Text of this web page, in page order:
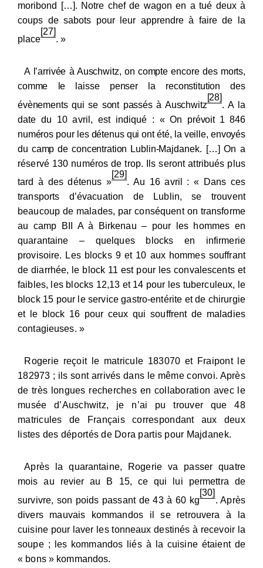
moribond […]. Notre chef de wagon en a tué deux à
coups de sabots pour leur apprendre à faire de la
place
[27]
. »
A l’arrivée à Auschwitz, on compte encore des morts,
comme le laisse penser la reconstitution des
évènements qui se sont passés à Auschwitz
[28]
. A la
date du 10 avril, est indiqué : « On prévoit 1 846
numéros pour les détenus qui ont été, la veille, envoyés
du camp de concentration Lublin-Majdanek. […] On a
réservé 130 numéros de trop. Ils seront attribués plus
tard à des détenus »
[29]
. Au 16 avril : « Dans ces
transports d’évacuation de Lublin, se trouvent
beaucoup de malades, par conséquent on transforme
au camp BII A à Birkenau – pour les hommes en
quarantaine – quelques blocks en infirmerie
provisoire. Les blocks 9 et 10 aux hommes souffrant
de diarrhée, le block 11 est pour les convalescents et
faibles, les blocks 12,13 et 14 pour les tuberculeux, le
block 15 pour le service gastro-entérite et de chirurgie
et le block 16 pour ceux qui souffrent de maladies
contagieuses. »
Rogerie reçoit le matricule 183070 et Fraipont le
182973 ; ils sont arrivés dans le même convoi. Après
de très longues recherches en collaboration avec le
musée d’Auschwitz, je n’ai pu trouver que 48
matricules de Français correspondant aux deux
listes des déportés de Dora partis pour Majdanek.
Après la quarantaine, Rogerie va passer quatre
mois au revier au B 15, ce qui lui permettra de
survivre, son poids passant de 43 à 60 kg
[30]
. Après
divers mauvais kommandos il se retrouvera à la
cuisine pour laver les tonneaux destinés à recevoir la
soupe ; les kommandos liés à la cuisine étaient de
« bons » kommandos.